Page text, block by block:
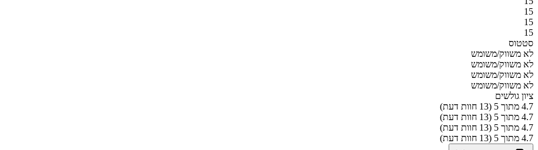
15
15
15
סטטוס
לא משווק/משומש
לא משווק/משומש
לא משווק/משומש
לא משווק/משומש
ציון גולשים
4.7 מתוך 5 (13 חוות דעת)
4.7 מתוך 5 (13 חוות דעת)
4.7 מתוך 5 (13 חוות דעת)
4.7 מתוך 5 (13 חוות דעת)